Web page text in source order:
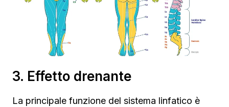
3. Effetto drenante
La principale funzione del sistema linfatico è